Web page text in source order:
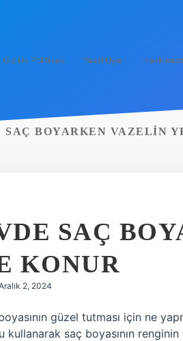
Gizlilik Politikası Yasal Uyarı
SAÇ BOYARKEN VAZELIN
SAÇ
KONUR
2, 2024
güzel tutması için ne
kullanarak saç boyasının